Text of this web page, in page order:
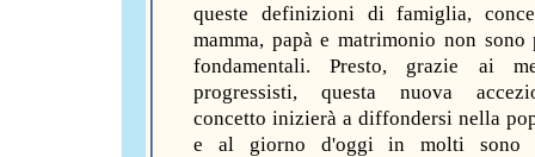
queste definizioni di famiglia,
mamma, papà e matrimonio non sono
fondamentali. Presto, grazie ai
progressisti, questa nuova
concetto inizierà a diffondersi nella
e al giorno d'oggi in molti sono